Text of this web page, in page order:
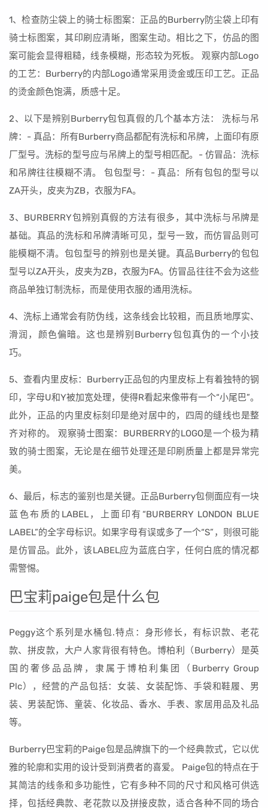
1、检查防尘袋上的骑士标图案：正品的Burberry防尘袋上印有
骑士标图案，其印刷应清晰，图案生动。相比之下，仿品的图
案可能会显得粗糙，线条模糊，形态较为死板。 观察内部Logo
的工艺：Burberry的内部Logo通常采用烫金或压印工艺。正品
的烫金颜色饱满，质感十足。
2、以下是辨别Burberry包包真假的几个基本方法： 洗标与吊
牌：- 真品：所有Burberry商品都配有洗标和吊牌，上面印有原
厂型号。洗标的型号应与吊牌上的型号相匹配。- 仿冒品：洗标
和吊牌往往模糊不清。 包包型号：- 真品：所有包包的型号以
ZA开头，皮夹为ZB，衣服为FA。
3、BURBERRY包辨别真假的方法有很多，其中洗标与吊牌是
基础。真品的洗标和吊牌清晰可见，型号一致，而仿冒品则可
能模糊不清。包包型号的辨别也是关键。真品Burberry的包包
型号以ZA开头，皮夹为ZB，衣服为FA。仿冒品往往不会为这些
商品单独订制洗标，而是使用衣服的通用洗标。
4、洗标上通常会有防伪线，这条线会比较粗，而且质地厚实、
滑润，颜色偏暗。这也是辨别Burberry包包真伪的一个小技
巧。
5、查看内里皮标：Burberry正品包的内里皮标上有着独特的钢
印，字母U和Y被加宽处理，使得R看起来像带有一个“小尾巴”。
此外，正品的内里皮标刻印是绝对居中的，四周的缝线也是整
齐对称的。 观察骑士图案：BURBERRY的LOGO是一个极为精
致的骑士图案，无论是在细节处理还是印刷质量上都是异常完
美。
6、最后，标志的鉴别也是关键。正品Burberry包侧面应有一块
蓝色布质的LABEL，上面印有“BURBERRY LONDON BLUE
LABEL”的全字母标识。如果字母有误或多了一个“S”，则很可能
是仿冒品。此外，该LABEL应为蓝底白字，任何白底的情况都
需警惕。
巴宝莉paige包是什么包
Peggy这个系列是水桶包.特点：身形修长，有标识款、老花
款、拼皮款，大户人家背很有特色。博柏利（Burberry）是英
国的奢侈品品牌，隶属于博柏利集团（Burberry Group
Plc），经营的产品包括：女装、女装配饰、手袋和鞋履、男
装、男装配饰、童装、化妆品、香水、手表、家居用品及礼品
等。
Burberry巴宝莉的Paige包是品牌旗下的一个经典款式，它以优
雅的轮廓和实用的设计受到消费者的喜爱。 Paige包的特点在于
其简洁的线条和多功能性，它有多种不同的尺寸和风格可供选
择，包括经典款、老花款以及拼接皮款，适合各种不同的场合